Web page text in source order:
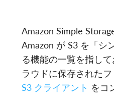
Amazon Simple
Amazon が S3 を「シ
る機能の一覧を指し
ラウドに保存された
S3 クライアント をコ